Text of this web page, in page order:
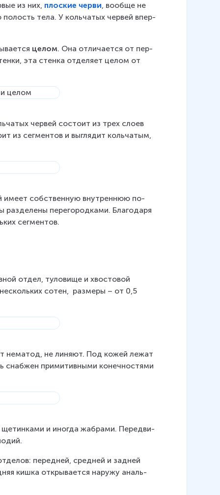
из них, плос­кие черви, во­об­ще не
тела. У коль­ча­тых чер­вей впер­
целом. Она от­ли­ча­ет­ся от пер­
эта стен­ка от­де­ля­ет целом от
чер­вей со­сто­ит из трех слоев
из сег­мен­тов и вы­гля­дит коль­ча­тым,
имеет соб­ствен­ную внут­рен­нюю по­
раз­де­ле­ны пе­ре­го­род­ка­ми. Бла­го­да­ря
сег­мен­тов.
отдел, ту­ло­ви­ще и хво­сто­вой
сотен,  раз­ме­ры – от 0,5
нема­тод, не ли­ня­ют. Под кожей лежат
при­ми­тив­ны­ми ко­неч­но­стя­ми
и ино­гда жаб­ра­ми. Пе­ре­дви­
пе­ред­ней, сред­ней и зад­ней
кишка от­кры­ва­ет­ся на­ру­жу аналь­